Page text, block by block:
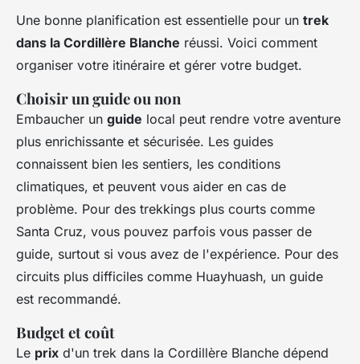
Une bonne planification est essentielle pour un trek
dans la Cordillère Blanche réussi. Voici comment
organiser votre itinéraire et gérer votre budget.
Choisir un guide ou non
Embaucher un guide local peut rendre votre aventure
plus enrichissante et sécurisée. Les guides
connaissent bien les sentiers, les conditions
climatiques, et peuvent vous aider en cas de
problème. Pour des trekkings plus courts comme
Santa Cruz, vous pouvez parfois vous passer de
guide, surtout si vous avez de l'expérience. Pour des
circuits plus difficiles comme Huayhuash, un guide
est recommandé.
Budget et coût
Le prix d'un trek dans la Cordillère Blanche dépend